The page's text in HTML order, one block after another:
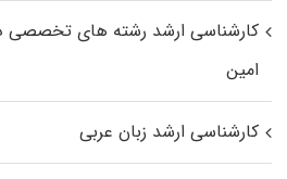
کارشناسی ارشد رﺷﺘﻪ ﻫﺎی تخصصی
اﻣﻴﻦ
کارشناسی ارشد زبان عربی